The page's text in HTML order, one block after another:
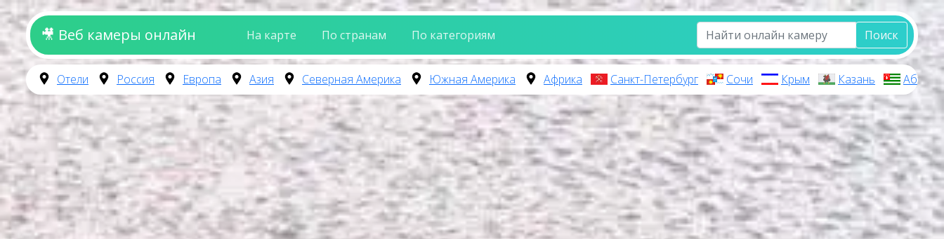
🎥 Веб камеры онлайн На карте По странам По категориям Поиск
Отели Россия Европа Азия Северная Америка Южная Америка Африка Санкт-Петербург Сочи Крым Казань